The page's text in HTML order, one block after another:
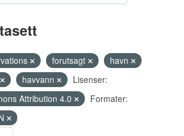
forutsagt
havn
havvann
Lisenser:
Attribution 4.0
Formater: